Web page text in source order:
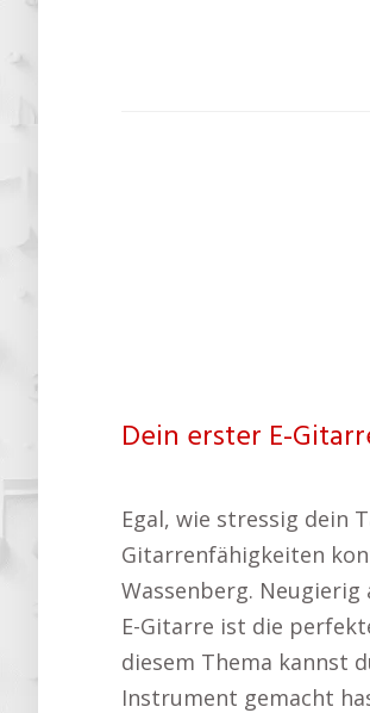
Dein erster E-
Egal, wie stressig dein
Gitarrenfähigkeiten
Wassenberg.
E-Gitarre ist die
diesem Thema kannst
Instrument gemacht